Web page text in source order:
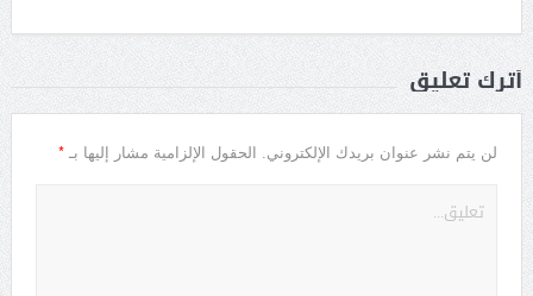
أترك تعليق
لن يتم نشر عنوان بريدك الإلكتروني. الحقول الإلزامية مشار إليها بـ *